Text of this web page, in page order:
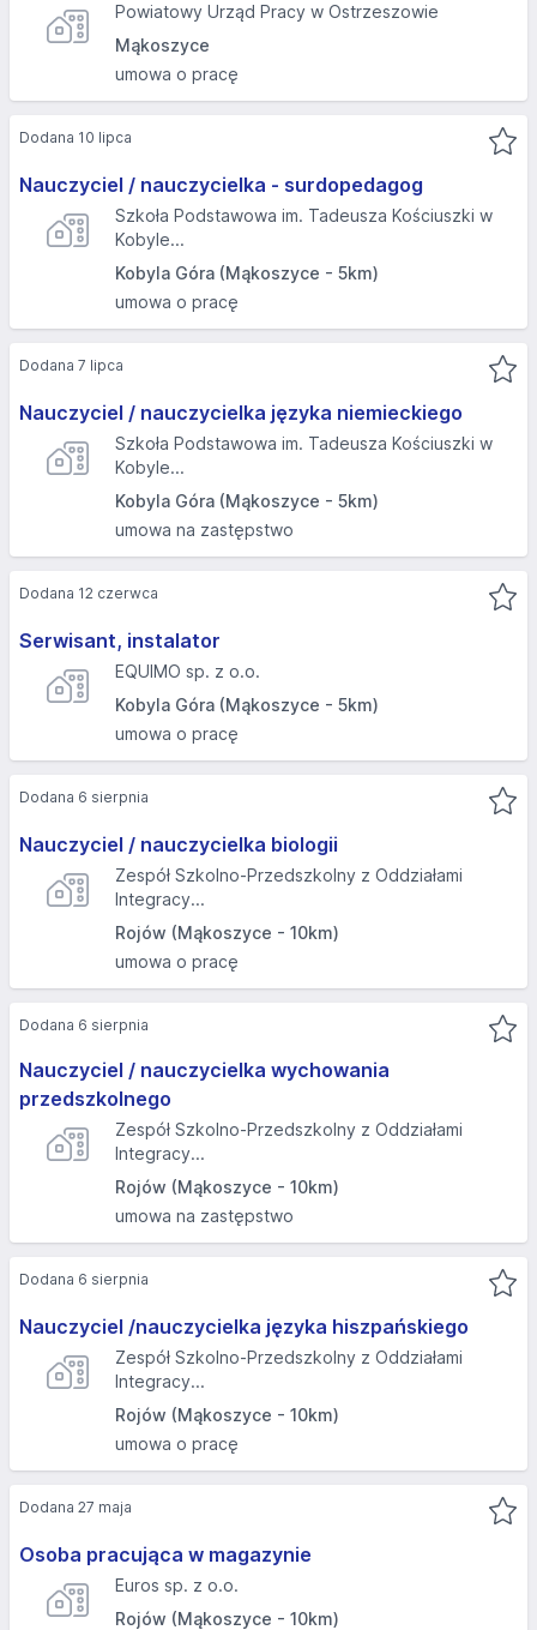
Powiatowy Urząd Pracy w Ostrzeszowie
Mąkoszyce
umowa o pracę
Nauczyciel / nauczycielka - surdopedagog
Szkoła Podstawowa im. Tadeusza Kościuszki w
Kobyle...
Kobyla Góra (Mąkoszyce - 5km)
umowa o pracę
Dodana 10 lipca
Nauczyciel / nauczycielka języka niemieckiego
Szkoła Podstawowa im. Tadeusza Kościuszki w
Kobyle...
Kobyla Góra (Mąkoszyce - 5km)
umowa na zastępstwo
Dodana 7 lipca
Serwisant, instalator
EQUIMO sp. z o.o.
Kobyla Góra (Mąkoszyce - 5km)
umowa o pracę
Dodana 12 czerwca
Nauczyciel / nauczycielka biologii
Zespół Szkolno-Przedszkolny z Oddziałami
Integracy...
Rojów (Mąkoszyce - 10km)
umowa o pracę
Dodana 6 sierpnia
Nauczyciel / nauczycielka wychowania
przedszkolnego
Zespół Szkolno-Przedszkolny z Oddziałami
Integracy...
Rojów (Mąkoszyce - 10km)
umowa na zastępstwo
Dodana 6 sierpnia
Nauczyciel /nauczycielka języka hiszpańskiego
Zespół Szkolno-Przedszkolny z Oddziałami
Integracy...
Rojów (Mąkoszyce - 10km)
umowa o pracę
Dodana 6 sierpnia
Osoba pracująca w magazynie
Euros sp. z o.o.
Rojów (Mąkoszyce - 10km)
Dodana 27 maja